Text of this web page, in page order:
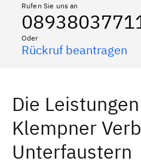
Rufen Sie uns an
Oder
Rückruf beantragen
Die
Klempner
Unterfaustern